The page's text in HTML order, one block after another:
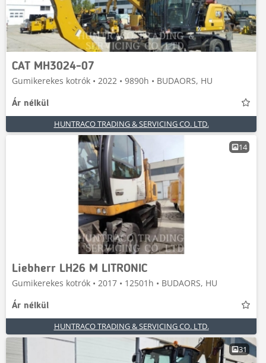
CAT MH3024-07
Gumikerekes kotrók • 2022 • 9890h • BUDAORS, HU
Ár nélkül
HUNTRACO TRADING & SERVICING CO. LTD.
14
Liebherr LH26 M LITRONIC
Gumikerekes kotrók • 2017 • 12501h • BUDAORS, HU
Ár nélkül
HUNTRACO TRADING & SERVICING CO. LTD.
31